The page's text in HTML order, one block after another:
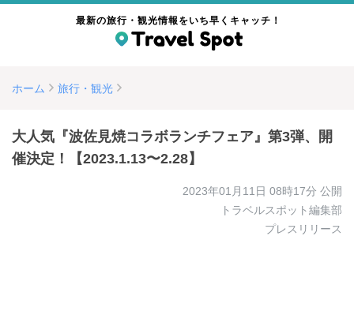
最新の旅行・観光情報をいち早くキャッチ！
ホーム 旅行・観光
大人気『波佐見焼コラボランチフェア』第3弾、開
催決定！【2023.1.13〜2.28】
2023年01月11日 08時17分 公開
トラベルスポット編集部
プレスリリース